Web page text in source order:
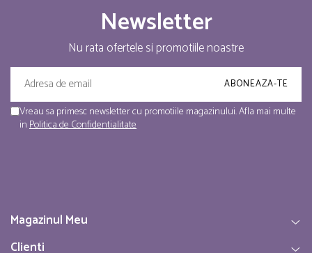
Newsletter
Nu rata ofertele si promotiile noastre
Vreau sa primesc newsletter cu promotiile magazinului. Afla mai multe
inPolitica de Confidentialitate
Magazinul Meu
Clienti